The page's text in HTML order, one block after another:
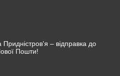
Придністров'я – відправка до
Пошти!